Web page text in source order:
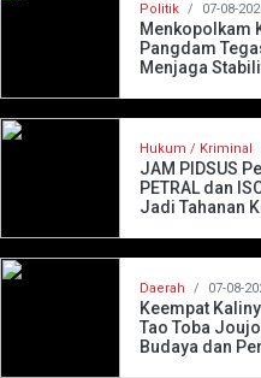
Politik / 07-08-
Menkopolkam
Pangdam
Menjaga
Hukum / Kriminal
JAM PIDSUS
PETRAL dan
Jadi Tahanan
Daerah / 07-08-
Keempat
Tao Toba
Budaya dan